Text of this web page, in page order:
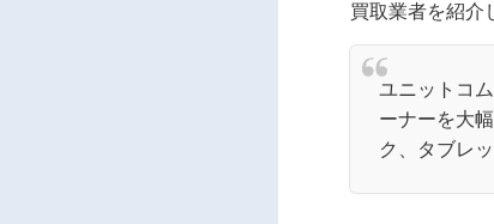
買取業者を紹介
ユニットコ
ーナーを大
ク、タブレ